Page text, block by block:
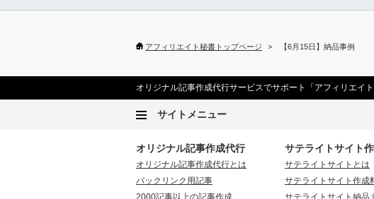
アフィリエイト秘書トップページ 【6月15日】納品事例
オリジナル記事作成代行サービスでサポート「アフィリエイト
サイトメニュー
オリジナル記事作成代行
オリジナル記事作成代行とは
バックリンク用記事
2000記事以上の記事作成
サテライトサイト
サテライトサイトとは
サテライトサイト作成
サテライトサイト納品